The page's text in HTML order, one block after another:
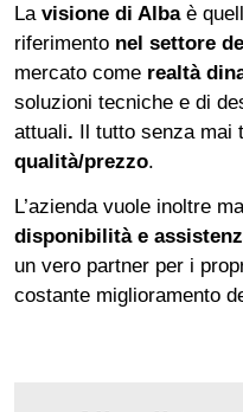
La visione di Albaè
riferimento nel settore
mercato come realtà
soluzioni tecniche e di
attuali. Il tutto senza mai
qualità/prezzo.
L’azienda vuole inoltre
disponibilità e
un vero partner per i
costante miglioramento